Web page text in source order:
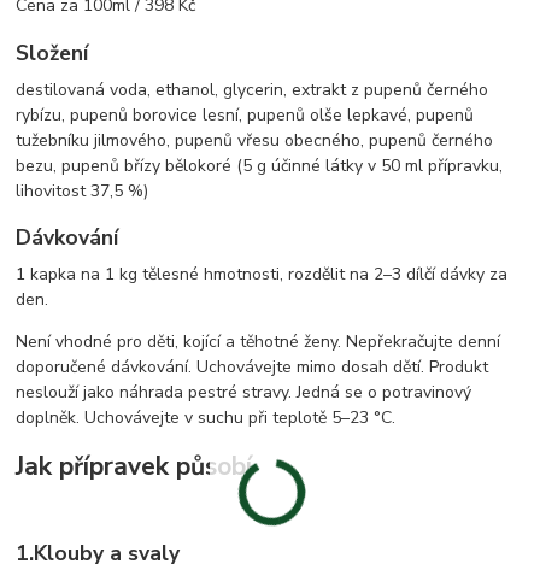
Cena za 100ml / 398 Kč
Složení
destilovaná voda, ethanol, glycerin, extrakt z pupenů černého
rybízu, pupenů borovice lesní, pupenů olše lepkavé, pupenů
tužebníku jilmového, pupenů vřesu obecného, pupenů černého
bezu, pupenů břízy bělokoré (5 g účinné látky v 50 ml přípravku,
lihovitost 37,5 %)
Dávkování
1 kapka na 1 kg tělesné hmotnosti, rozdělit na 2–3 dílčí dávky za
den.
Není vhodné pro děti, kojící a těhotné ženy. Nepřekračujte denní
doporučené dávkování. Uchovávejte mimo dosah dětí. Produkt
neslouží jako náhrada pestré stravy. Jedná se o potravinový
doplněk. Uchovávejte v suchu při teplotě 5–23 °C.
Jak přípravek působí
1.Klouby a svaly